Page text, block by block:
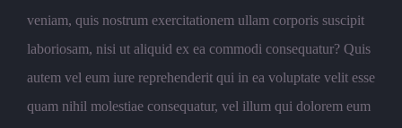
veniam, quis nostrum exercitationem ullam corporis suscipit
laboriosam, nisi ut aliquid ex ea commodi consequatur? Quis
autem vel eum iure reprehenderit qui in ea voluptate velit esse
quam nihil molestiae consequatur, vel illum qui dolorem eum